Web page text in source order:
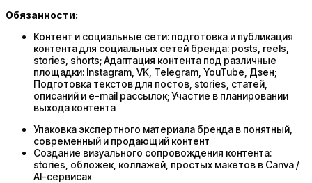
Обязанности:
Контент и социальные сети: подготовка и публикация
контента для социальных сетей бренда: posts, reels,
stories, shorts; Адаптация контента под различные
площадки: Instagram, VK, Telegram, YouTube, Дзен;
Подготовка текстов для постов, stories, статей,
описаний и e-mail рассылок; Участие в планировании
выхода контента
Упаковка экспертного материала бренда в понятный,
современный и продающий контент
Создание визуального сопровождения контента:
stories, обложек, коллажей, простых макетов в Canva /
AI-сервисах